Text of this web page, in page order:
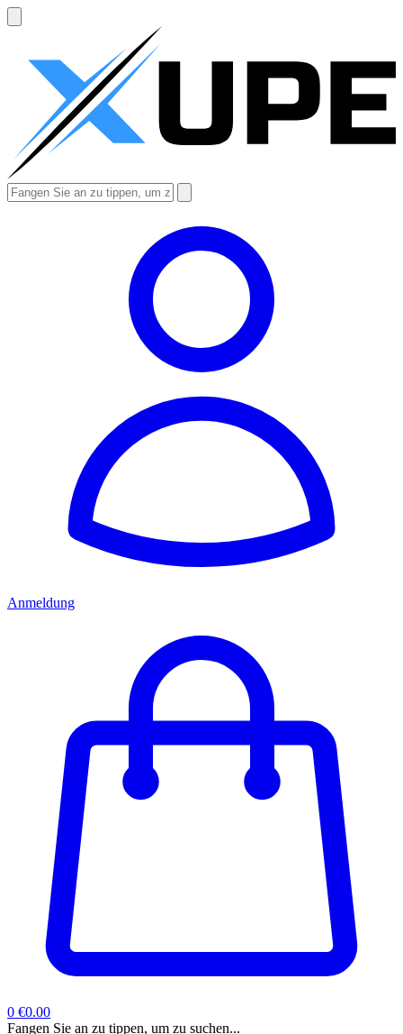
Anmeldung
0 €0.00
Fangen Sie an zu tippen, um zu suchen...